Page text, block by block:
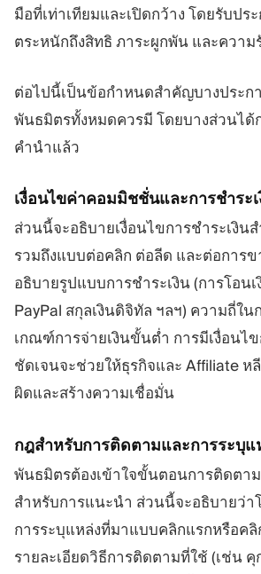
มือที่เท่าเทียมและเปิดกว้าง โดยรับปร
ตระหนักถึงสิทธิ ภาระผูกพัน และควา
ต่อไปนี้เป็นข้อกำหนดสำคัญบางประก
พันธมิตรทั้งหมดควรมี โดยบางส่วนได้
คำนำแล้ว
เงื่อนไขค่าคอมมิชชั่นและการชำระ
ส่วนนี้จะอธิบายเงื่อนไขการชำระเงิน
รวมถึงแบบต่อคลิก ต่อลีด และต่อการ
อธิบายรูปแบบการชำระเงิน (การโอน
PayPal สกุลเงินดิจิทัล ฯลฯ) ความถี่ใน
เกณฑ์การจ่ายเงินขั้นต่ำ การมีเงื่อนไ
ชัดเจนจะช่วยให้ธุรกิจและ Affiliate ห
ผิดและสร้างความเชื่อมั่น
กฎสำหรับการติดตามและการระบุแ
พันธมิตรต้องเข้าใจขั้นตอนการติดตา
สำหรับการแนะนำ ส่วนนี้จะอธิบายว่า
การระบุแหล่งที่มาแบบคลิกแรกหรือค
รายละเอียดวิธีการติดตามที่ใช้ (เช่น